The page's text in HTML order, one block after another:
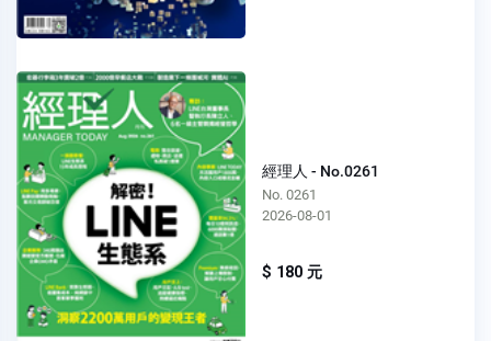
經理人 - No.0261
No. 0261
2026-08-01
$ 180 元